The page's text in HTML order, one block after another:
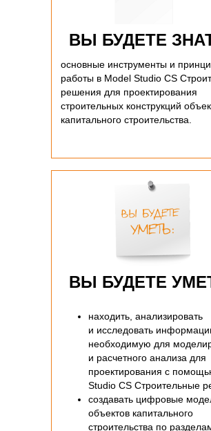
ВЫ БУДЕТЕ
основные инструменты и
работы в Model Studio CS
решения для проектирования
строительных конструкций
капитального строительства.
ВЫ БУДЕТЕ
находить, анализировать
и исследовать
необходимую для
и расчетного анализа для
проектирования с
Studio CS Строительные
создавать цифровые
объектов капитального
строительства по